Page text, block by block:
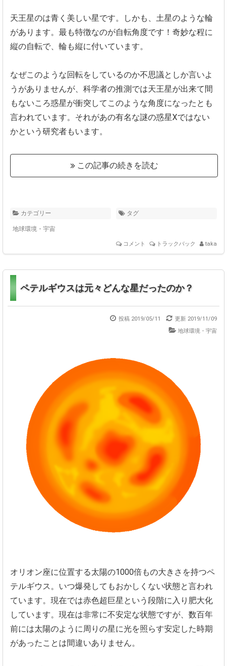
天王星のは青く美しい星です。しかも、土星のような輪
があります。最も特徴なのが自転角度です！奇妙な程に
縦の自転で、輪も縦に付いています。
なぜこのような回転をしているのか不思議としか言いよ
うがありませんが、科学者の推測では天王星が出来て間
もないころ惑星が衝突してこのような角度になったとも
言われています。それがあの有名な謎の惑星Xではない
かという研究者もいます。
この記事の続きを読む
カテゴリー
地球環境・宇宙
タグ
コメント トラックバック taka
ペテルギウスは元々どんな星だったのか？
投稿 2019/05/11 更新 2019/11/09
地球環境・宇宙
オリオン座に位置する太陽の1000倍もの大きさを持つペ
テルギウス。いつ爆発してもおかしくない状態と言われ
ています。 現在では赤色超巨星という段階に入り肥大化
しています。 現在は非常に不安定な状態ですが、 数百年
前には太陽のように周りの星に光を照らす安定した時期
があったことは間違いありません。